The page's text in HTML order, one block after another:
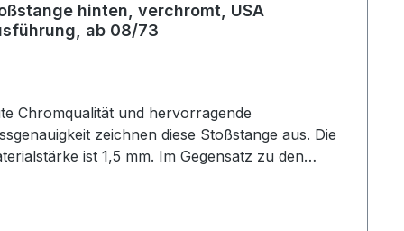
hinten, verchromt, USA
ab 08/73
Chromqualität und hervorragende
zeichnen diese Stoßstange aus. Die
ist 1,5 mm. Im Gegensatz zu den